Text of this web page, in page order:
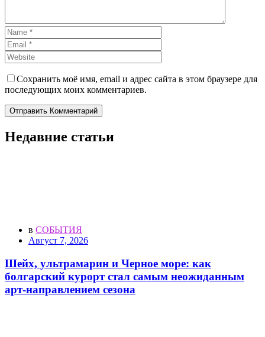
Сохранить моё имя, email и адрес сайта в этом браузере для
последующих моих комментариев.
Отправить Комментарий
Недавние статьи
в СОБЫТИЯ
Август 7, 2026
Шейх, ультрамарин и Черное море: как
болгарский курорт стал самым неожиданным
арт-направлением сезона